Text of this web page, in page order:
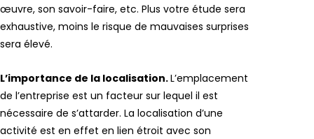
œuvre, son savoir-faire, etc. Plus votre étude sera
exhaustive, moins le risque de mauvaises surprises
sera élevé.
L’importance de la localisation.L’emplacement
de l’entreprise est un facteur sur lequel il est
nécessaire de s’attarder. La localisation d’une
activité est en effet en lien étroit avec son